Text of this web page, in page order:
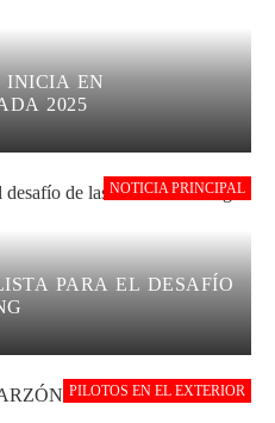
INICIA EN
2025
NOTICIA PRINCIPAL
PARA EL DESAFÍO
PILOTOS EN EL EXTERIOR